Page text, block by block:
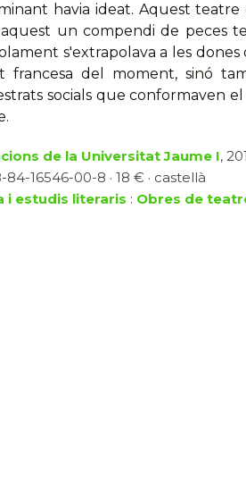
havia ideat. Aquest teatre
un compendi de peces
s'extrapolava a les dones
francesa del moment, sinó
socials que conformaven
de la Universitat Jaume I,
84-16546-00-8 · 18 € · castellà
i estudis literaris : Obres de